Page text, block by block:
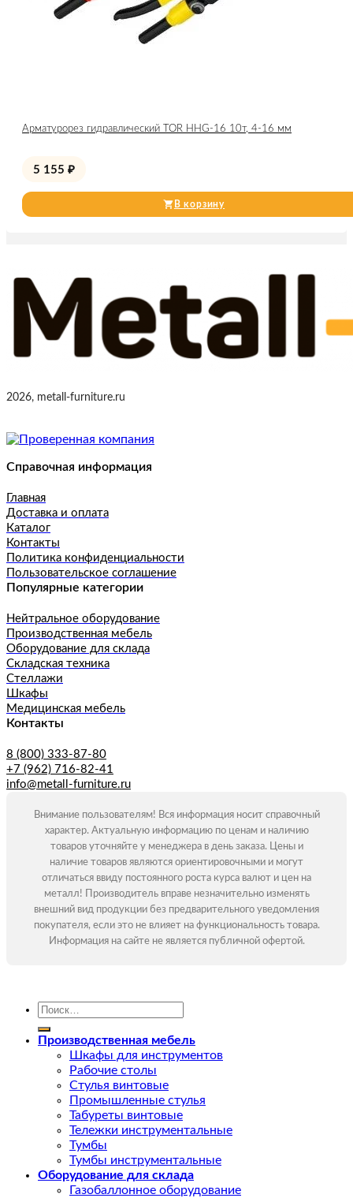
Арматурорез гидравлический TOR HHG-16 10т, 4-16 мм
5 155 ₽
В корзину
2026, metall-furniture.ru
Справочная информация
Главная
Доставка и оплата
Каталог
Контакты
Политика конфиденциальности
Пользовательское соглашение
Популярные категории
Нейтральное оборудование
Производственная мебель
Оборудование для склада
Складская техника
Стеллажи
Шкафы
Медицинская мебель
Контакты
8 (800) 333-87-80
+7 (962) 716-82-41
info@metall-furniture.ru
Внимание пользователям! Вся информация носит справочный
характер. Актуальную информацию по ценам и наличию
товаров уточняйте у менеджера в день заказа. Цены и
наличие товаров являются ориентировочными и могут
отличаться ввиду постоянного роста курса валют и цен на
металл! Производитель вправе незначительно изменять
внешний вид продукции без предварительного уведомления
покупателя, если это не влияет на функциональность товара.
Информация на сайте не является публичной офертой.
Искать:
Производственная мебель
Шкафы для инструментов
Рабочие столы
Стулья винтовые
Промышленные стулья
Табуреты винтовые
Тележки инструментальные
Тумбы
Тумбы инструментальные
Оборудование для склада
Газобаллонное оборудование